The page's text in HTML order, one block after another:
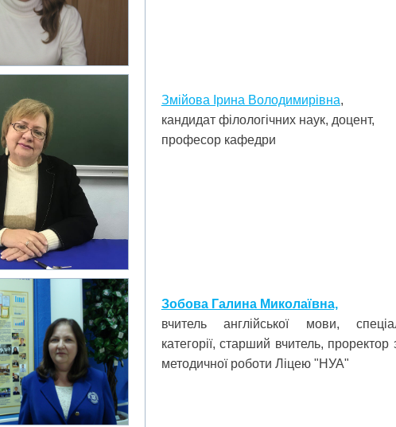
Змійова Ірина Володимирівна,
кандидат філологічних наук, доцент,
професор кафедри
Зобова Галина Миколаївна,
вчитель англійської мови,
категорії, старший вчитель, проректор
методичної роботи Ліцею "НУА"